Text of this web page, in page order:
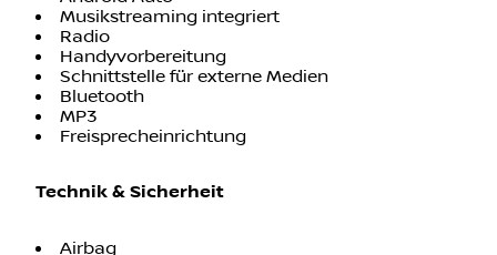
Android Auto
Musikstreaming integriert
Radio
Handyvorbereitung
Schnittstelle für externe Medien
Bluetooth
MP3